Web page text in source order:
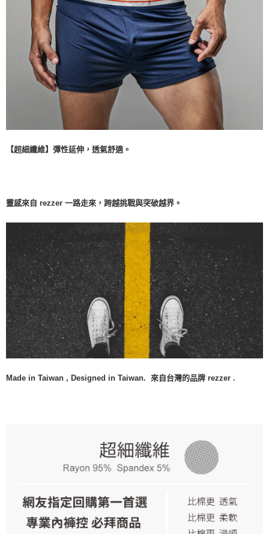
【超細纖維】彈性延伸，透氣舒適。
靈感來自 rezzer 一路走來，跨越挑戰與突破越界。
Made in Taiwan , Designed in Taiwan. 來自台灣的品牌 rezzer .